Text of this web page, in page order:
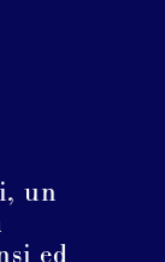
un
ed